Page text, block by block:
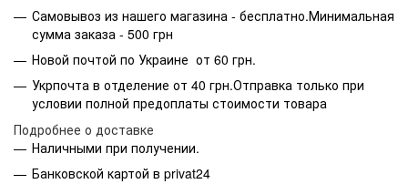
Самовывоз из нашего магазина - бесплатно.Минимальная
сумма заказа - 500 грн
Новой почтой по Украине от 60 грн.
Укрпочта в отделение от 40 грн.Отправка только при
условии полной предоплаты стоимости товара
Подробнее о доставке
Наличными при получении.
Банковской картой в privat24